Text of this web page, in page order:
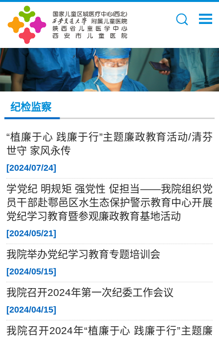
纪检监察
“植廉于心 践廉于行”主题廉政教育活动/清芬
世守 家风永传
[2024/07/24]
学党纪 明规矩 强党性 促担当——我院组织党
员干部赴鄠邑区水生态保护警示教育中心开展
党纪学习教育暨参观廉政教育基地活动
[2024/05/21]
我院举办党纪学习教育专题培训会
[2024/05/15]
我院召开2024年第一次纪委工作会议
[2024/04/15]
我院召开2024年“植廉于心 践廉于行”主题廉